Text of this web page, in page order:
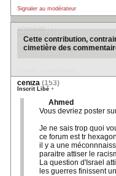
Signaler au modérateur
Cette contribution,
cimetière des
ahmedd (1)
Inscrit Libé
J'ai des questions
Jeudi 07 avril à 11h29
ceniza (153)
Inscrit Libé +
Ahmed
Vous devriez poster
Je ne sais trop quoi
ce forum est tr
il y a une
paraitre attiser le
La question d'Israel
les guerres finissent